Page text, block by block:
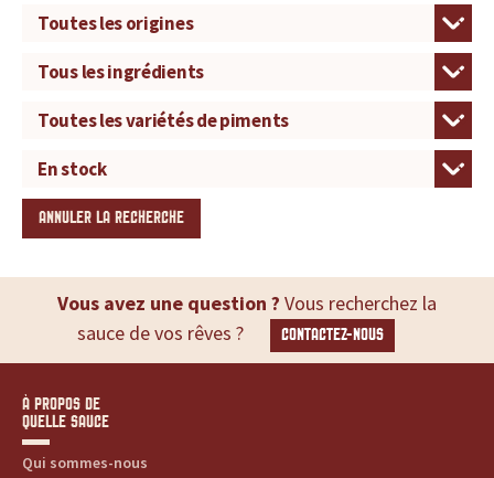
d
u
i
s
r
e
ANNULER LA RECHERCHE
Vous avez une question ? Vous recherchez la
sauce de vos rêves ?
CONTACTEZ-NOUS
À PROPOS DE
QUELLE SAUCE
Qui sommes-nous